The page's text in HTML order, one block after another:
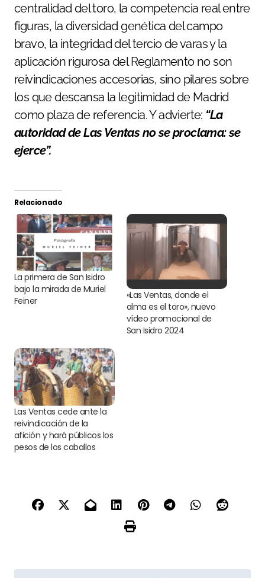
centralidad del toro, la competencia real entre
figuras, la diversidad genética del campo
bravo, la integridad del tercio de varas y la
aplicación rigurosa del Reglamento no son
reivindicaciones accesorias, sino pilares sobre
los que descansa la legitimidad de Madrid
como plaza de referencia. Y advierte: “La
autoridad de Las Ventas no se proclama: se
ejerce”.
Relacionado
La primera de San Isidro
bajo la mirada de Muriel
Feiner
«Las Ventas, donde el
alma es el toro», nuevo
vídeo promocional de
San Isidro 2024
Las Ventas cede ante la
reivindicación de la
afición y hará públicos los
pesos de los caballos